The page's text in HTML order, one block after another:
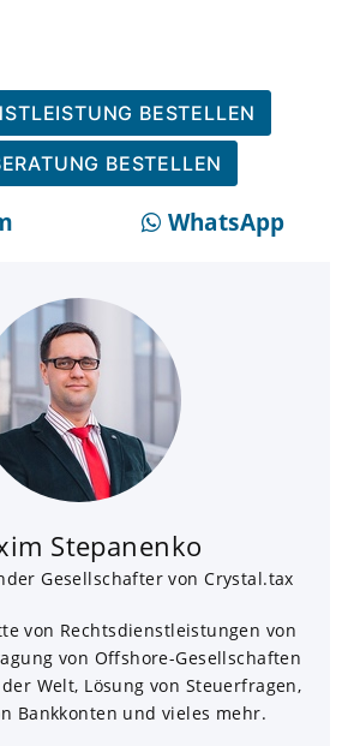
BESTELLEN
BESTELLEN
WhatsApp
Stepanenko
Gesellschafter von Crystal.tax
von Rechtsdienstleistungen von
von Offshore-Gesellschaften
Welt, Lösung von Steuerfragen,
Bankkonten und vieles mehr.